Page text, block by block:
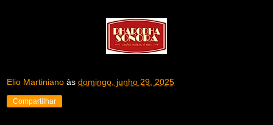
Elio Martiniano às domingo, junho 29, 2025
Compartilhar